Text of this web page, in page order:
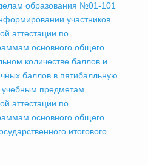
образования №01-101
участников
аттестации по
основного общего
количестве баллов и
баллов в пятибалльную
учебным предметам
аттестации по
основного общего
итогового